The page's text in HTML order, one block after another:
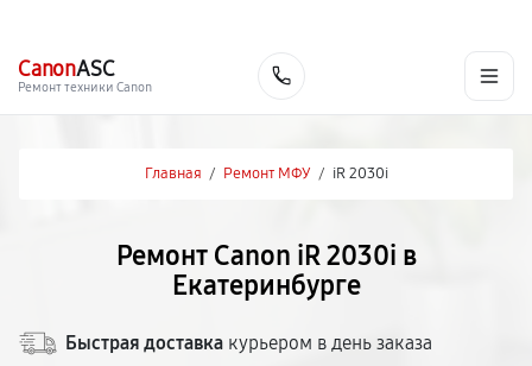
CanonASC
Ремонт техники Canon
Главная / Ремонт МФУ / iR 2030i
Ремонт Canon iR 2030i в
Екатеринбурге
Быстрая доставка курьером в день заказа